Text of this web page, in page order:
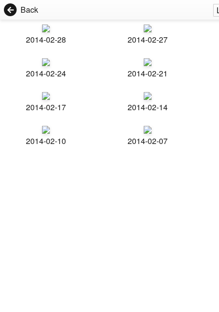
Back
2014-02-28 2014-02-27
2014-02-24 2014-02-21
2014-02-17 2014-02-14
2014-02-10 2014-02-07